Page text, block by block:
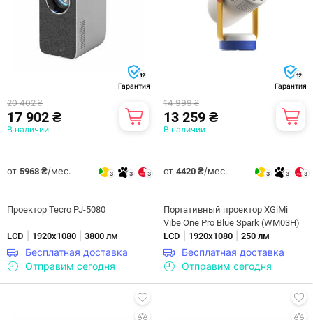
12
Гарантия
20 402 ₴
17 902 ₴
В наличии
от 5968 ₴/мес. 3 3 3
Проектор Tecro PJ-5080
LCD 1920х1080 3800 лм
Бесплатная доставка
Отправим сегодня
12
Гарантия
14 999 ₴
13 259 ₴
В наличии
от 4420 ₴/мес. 3 3 3
Портативный проектор XGiMi
Vibe One Pro Blue Spark (WM03H)
LCD
1920х1080 250 лм
Бесплатная доставка
Отправим сегодня